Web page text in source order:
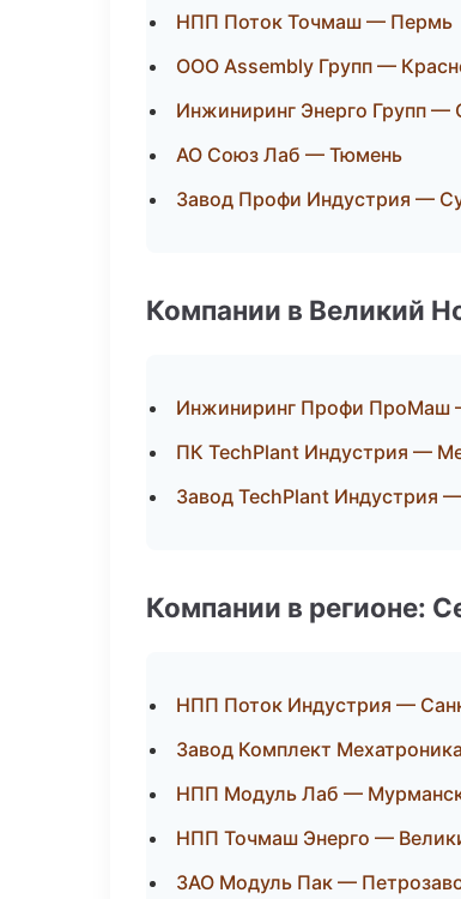
НПП Поток Точмаш — Пермь
ООО Assembly Групп —
Инжиниринг Энерго Групп —
АО Союз Лаб — Тюмень
Завод Профи Индустрия —
Компании в Великий
Инжиниринг Профи ПроМаш
ПК TechPlant Индустрия —
Завод TechPlant Индустрия
Компании в регионе:
НПП Поток Индустрия —
Завод Комплект
НПП Модуль Лаб —
НПП Точмаш Энерго —
ЗАО Модуль Пак —